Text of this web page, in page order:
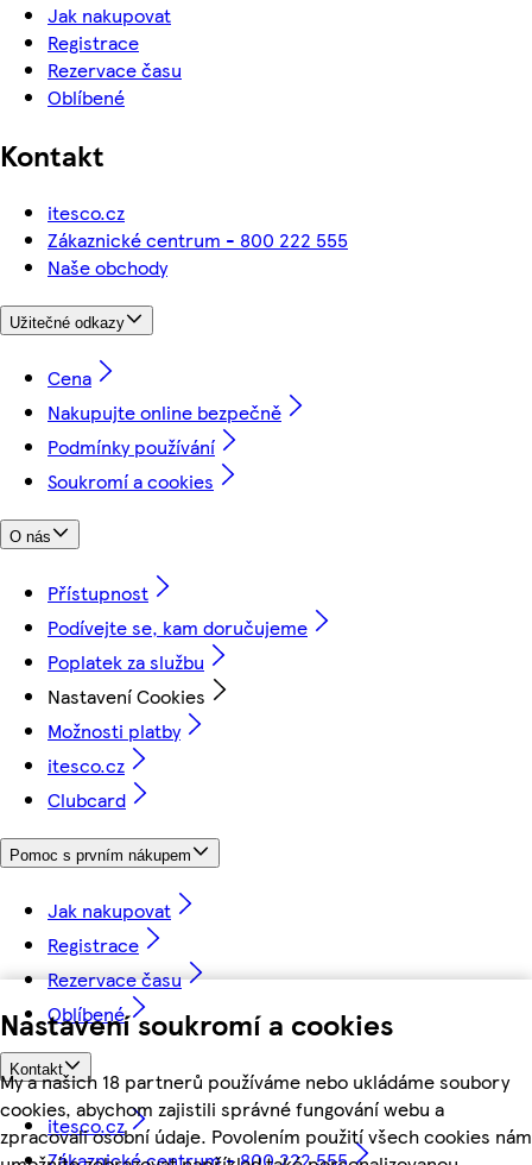
Nastavení soukromí a cookies
My a našich 18 partnerů používáme nebo ukládáme soubory
cookies, abychom zajistili správné fungování webu a
zpracovali osobní údaje. Povolením použití všech cookies nám
Jak nakupovat
Registrace
Rezervace času
Oblíbené
Kontakt
itesco.cz
Zákaznické centrum - 800 222 555
Naše obchody
Užitečné odkazy
Cena
Nakupujte online bezpečně
Podmínky používání
Soukromí a cookies
O nás
Přístupnost
Podívejte se, kam doručujeme
Poplatek za službu
Nastavení Cookies
Možnosti platby
itesco.cz
Clubcard
Pomoc s prvním nákupem
Jak nakupovat
Registrace
Rezervace času
Oblíbené
Kontakt
itesco.cz
Zákaznické centrum - 800 222 555